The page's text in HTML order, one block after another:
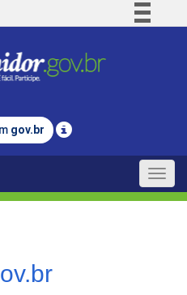
Comunica BR
Legislação
gov.br
Toggle